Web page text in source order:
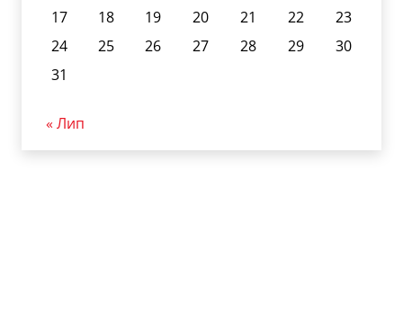
17
18 19 20 21 22
23
24
25 26 27 28 29
30
31
« Лип